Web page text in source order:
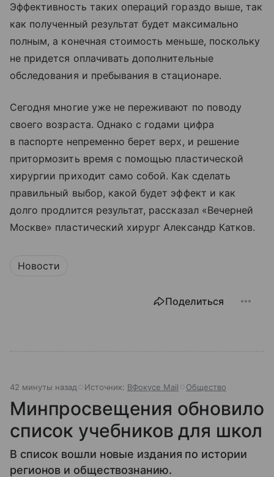
Эффективность таких операций гораздо выше, так
как полученный результат будет максимально
полным, а конечная стоимость меньше, поскольку
не придется оплачивать дополнительные
обследования и пребывания в стационаре.
Сегодня многие уже не переживают по поводу
своего возраста. Однако с годами цифра
в паспорте непременно берет верх, и решение
притормозить время с помощью пластической
хирургии приходит само собой. Как сделать
правильный выбор, какой будет эффект и как
долго продлится результат, рассказал «Вечерней
Москве» пластический хирург Александр Катков.
Новости
Поделиться
42 минуты назад Источник: ВФокусе Mail Общество
Минпросвещения обновило
список учебников для школ
В список вошли новые издания по истории
регионов и обществознанию.